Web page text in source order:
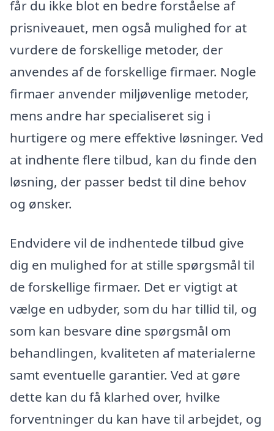
får du ikke blot en bedre forståelse af
prisniveauet, men også mulighed for at
vurdere de forskellige metoder, der
anvendes af de forskellige firmaer. Nogle
firmaer anvender miljøvenlige metoder,
mens andre har specialiseret sig i
hurtigere og mere effektive løsninger. Ved
at indhente flere tilbud, kan du finde den
løsning, der passer bedst til dine behov
og ønsker.
Endvidere vil de indhentede tilbud give
dig en mulighed for at stille spørgsmål til
de forskellige firmaer. Det er vigtigt at
vælge en udbyder, som du har tillid til, og
som kan besvare dine spørgsmål om
behandlingen, kvaliteten af materialerne
samt eventuelle garantier. Ved at gøre
dette kan du få klarhed over, hvilke
forventninger du kan have til arbejdet, og